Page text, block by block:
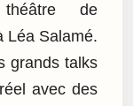
théâtre de
Léa Salamé.
grands talks
avec des